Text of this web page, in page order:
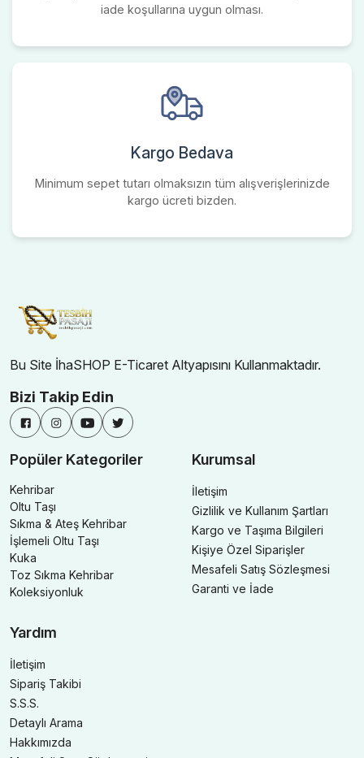
iade koşullarına uygun olması.
Kargo Bedava
Minimum sepet tutarı olmaksızın tüm alışverişlerinizde
kargo ücreti bizden.
Bu Site İhaSHOP E-Ticaret Altyapısını Kullanmaktadır.
Bizi Takip Edin
Popüler Kategoriler
Kehribar
Oltu Taşı
Sıkma & Ateş Kehribar
İşlemeli Oltu Taşı
Kuka
Toz Sıkma Kehribar
Koleksiyonluk
Kurumsal
İletişim
Gizlilik ve Kullanım Şartları
Kargo ve Taşıma Bilgileri
Kişiye Özel Siparişler
Mesafeli Satış Sözleşmesi
Garanti ve İade
Yardım
İletişim
Sipariş Takibi
S.S.S.
Detaylı Arama
Hakkımızda